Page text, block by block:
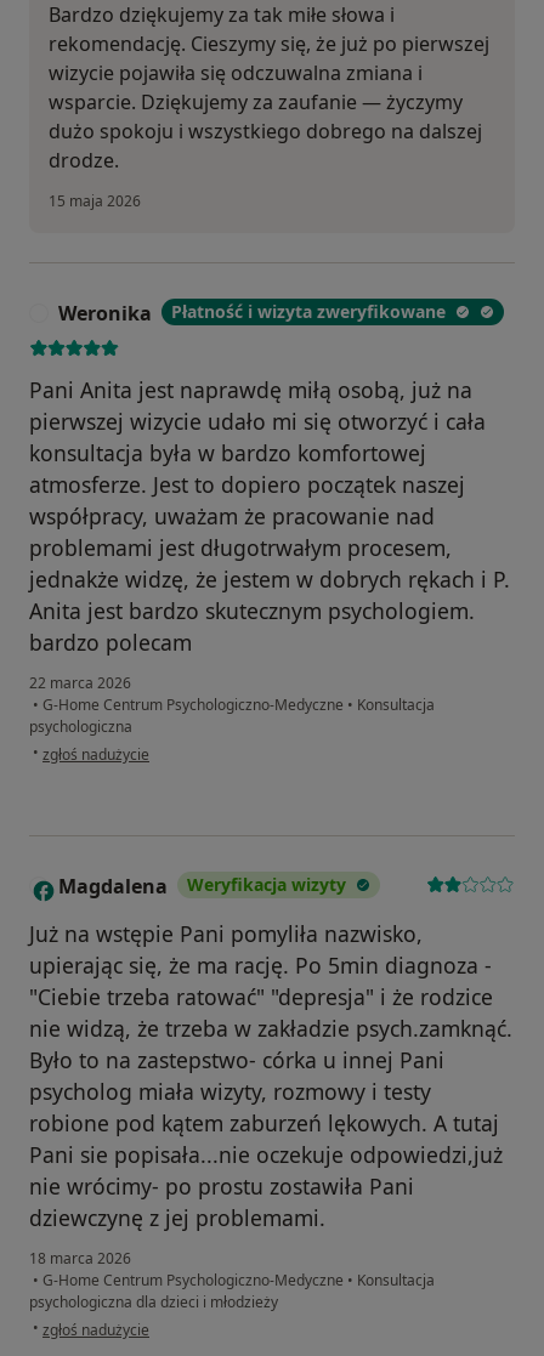
Bardzo dziękujemy za tak miłe słowa i
rekomendację. Cieszymy się, że już po pierwszej
wizycie pojawiła się odczuwalna zmiana i
wsparcie. Dziękujemy za zaufanie — życzymy
dużo spokoju i wszystkiego dobrego na dalszej
drodze.
15 maja 2026
Weronika Płatność i wizyta zweryfikowane
Pani Anita jest naprawdę miłą osobą, już na
pierwszej wizycie udało mi się otworzyć i cała
konsultacja była w bardzo komfortowej
atmosferze. Jest to dopiero początek naszej
współpracy, uważam że pracowanie nad
problemami jest długotrwałym procesem,
jednakże widzę, że jestem w dobrych rękach i P.
Anita jest bardzo skutecznym psychologiem.
bardzo polecam
22 marca 2026
• G-Home Centrum Psychologiczno-Medyczne • Konsultacja
psychologiczna
• w opinii użytkownika Weronika
zgłoś nadużycie
M Magdalena Weryfikacja wizyty
Już na wstępie Pani pomyliła nazwisko,
upierając się, że ma rację. Po 5min diagnoza -
"Ciebie trzeba ratować" "depresja" i że rodzice
nie widzą, że trzeba w zakładzie psych.zamknąć.
Było to na zastepstwo- córka u innej Pani
psycholog miała wizyty, rozmowy i testy
robione pod kątem zaburzeń lękowych. A tutaj
Pani sie popisała...nie oczekuje odpowiedzi,już
nie wrócimy- po prostu zostawiła Pani
dziewczynę z jej problemami.
18 marca 2026
• G-Home Centrum Psychologiczno-Medyczne • Konsultacja
psychologiczna dla dzieci i młodzieży
• w opinii użytkownika Magdalena
zgłoś nadużycie